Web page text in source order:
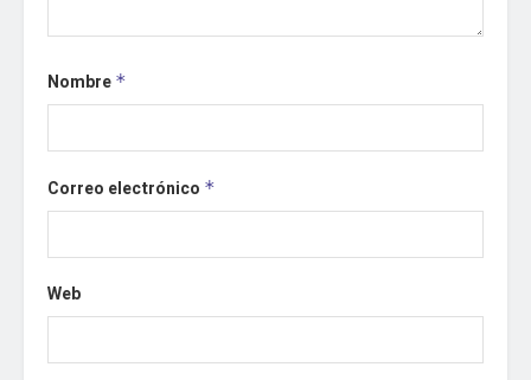
Nombre *
Correo electrónico *
Web